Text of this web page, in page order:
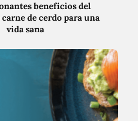
beneficios del
de cerdo para una
vida sana